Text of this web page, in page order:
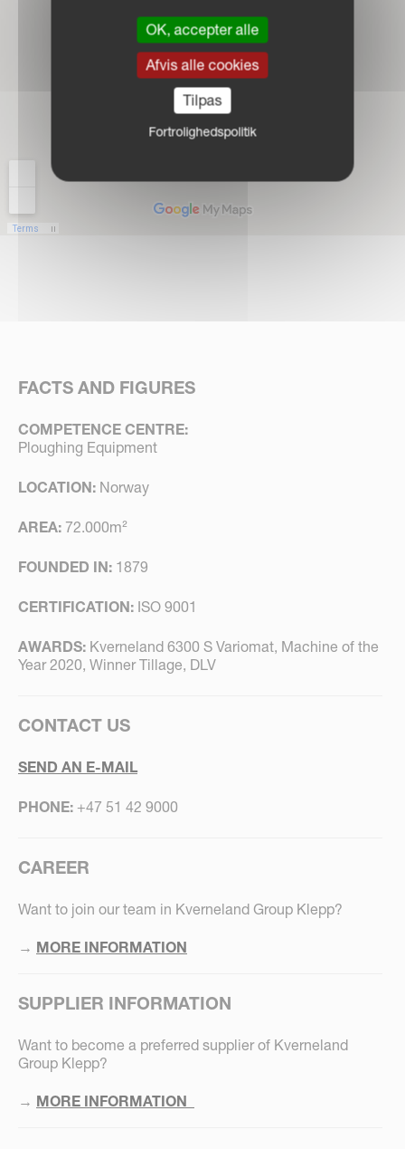
FACTS AND FIGURES
COMPETENCE CENTRE:
Ploughing Equipment
LOCATION: Norway
AREA: 72.000m²
FOUNDED IN: 1879
CERTIFICATION: ISO 9001
AWARDS: Kverneland 6300 S Variomat, Machine of the
Year 2020, Winner Tillage, DLV
CONTACT US
SEND AN E-MAIL
PHONE: +47 51 42 9000
CAREER
Want to join our team in Kverneland Group Klepp?
→ MORE INFORMATION
SUPPLIER INFORMATION
Want to become a preferred supplier of Kverneland
Group Klepp?
→ MORE INFORMATION
OK, accepter alle
Afvis alle cookies
Tilpas
Fortrolighedspolitik